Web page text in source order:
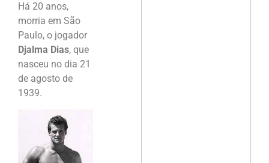
Há 20 anos,
morria em São
Paulo, o jogador
Djalma Dias, que
nasceu no dia 21
de agosto de
1939.